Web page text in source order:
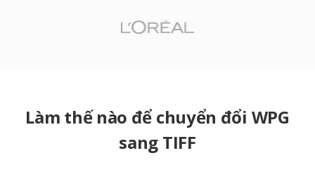
Làm thế nào để chuyển đổi WPG
sang TIFF